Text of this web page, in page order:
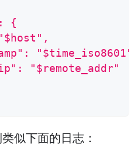
{
"$remote_addr"
似下面的日志：